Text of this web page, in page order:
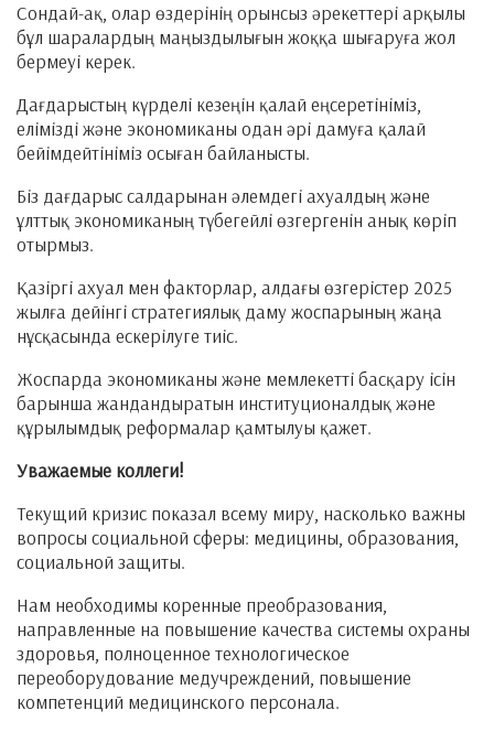
Сондай-ақ, олар өздерінің орынсыз әрекеттері арқылы
бұл шаралардың маңыздылығын жоққа шығаруға жол
бермеуі керек.
Дағдарыстың күрделі кезеңін қалай еңсеретініміз,
елімізді және экономиканы одан әрі дамуға қалай
бейімдейтініміз осыған байланысты.
Біз дағдарыс салдарынан әлемдегі ахуалдың және
ұлттық экономиканың түбегейлі өзгергенін анық көріп
отырмыз.
Қазіргі ахуал мен факторлар, алдағы өзгерістер 2025
жылға дейінгі стратегиялық даму жоспарының жаңа
нұсқасында ескерілуге тиіс.
Жоспарда экономиканы және мемлекетті басқару ісін
барынша жандандыратын институционалдық және
құрылымдық реформалар қамтылуы қажет.
Уважаемые коллеги!
Текущий кризис показал всему миру, насколько важны
вопросы социальной сферы: медицины, образования,
социальной защиты.
Нам необходимы коренные преобразования,
направленные на повышение качества системы охраны
здоровья, полноценное технологическое
переоборудование медучреждений, повышение
компетенций медицинского персонала.